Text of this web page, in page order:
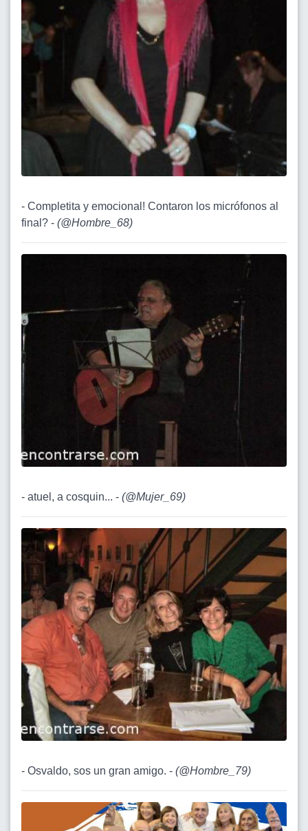
- Completita y emocional! Contaron los micrófonos al
final? - (@Hombre_68)
- atuel, a cosquin... - (@Mujer_69)
- Osvaldo, sos un gran amigo. - (@Hombre_79)